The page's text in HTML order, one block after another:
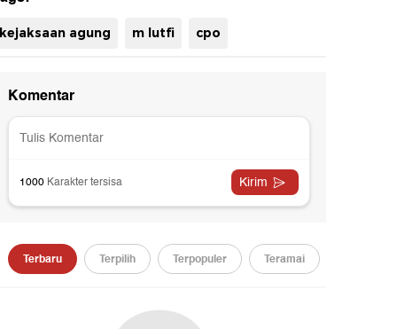
kejaksaan agung m lutfi cpo